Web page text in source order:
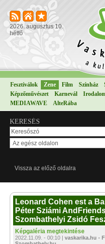
2026. augusztus 10.
hétfő
Fesztiválok Zene Film Színház
Képzőművészet
Karnevál
MEDIAWAVE
AlteRába
KERESÉS
Vissza az előző oldalra
Leonard Cohen est a
Péter Sziámi
Szombathelyi Zsidó
Képgaléria megtekintése
2022.11.09. - 00:10 | vaskarika.hu -